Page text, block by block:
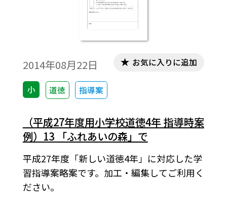
2014年08月22日
小 道徳 指導案
お気に入りに追加
（平成27年度用小学校道徳4年 指導時案
例）13 「ふれあいの森」で
平成27年度「新しい道徳4年」に対応した学
習指導案略案です。加工・編集してご利用く
ださい。